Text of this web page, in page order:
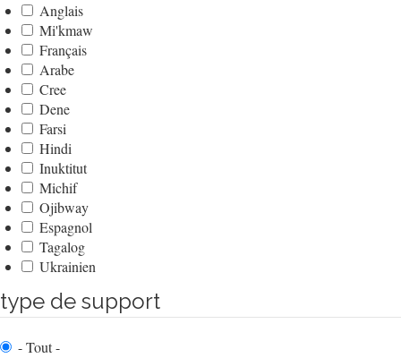
Anglais
Mi'kmaw
Français
Arabe
Cree
Dene
Farsi
Hindi
Inuktitut
Michif
Ojibway
Espagnol
Tagalog
Ukrainien
type de support
- Tout -